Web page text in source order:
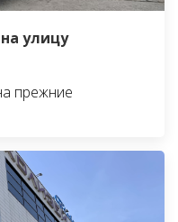
улицу
прежние